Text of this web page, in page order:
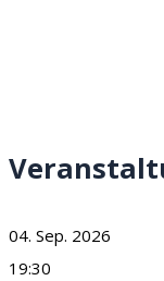
04. Sep. 2026
19:30